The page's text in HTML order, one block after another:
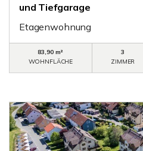
und Tiefgarage
Etagenwohnung
83,90 m²
WOHNFLÄCHE
3
ZIMMER